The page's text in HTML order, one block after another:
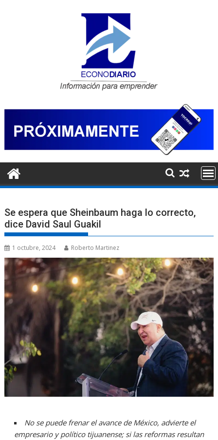
Se espera que Sheinbaum haga lo correcto,
dice David Saul Guakil
1 octubre, 2024 Roberto Martinez
No se puede frenar el avance de México, advierte el
empresario y político tijuanense; si las reformas resultan